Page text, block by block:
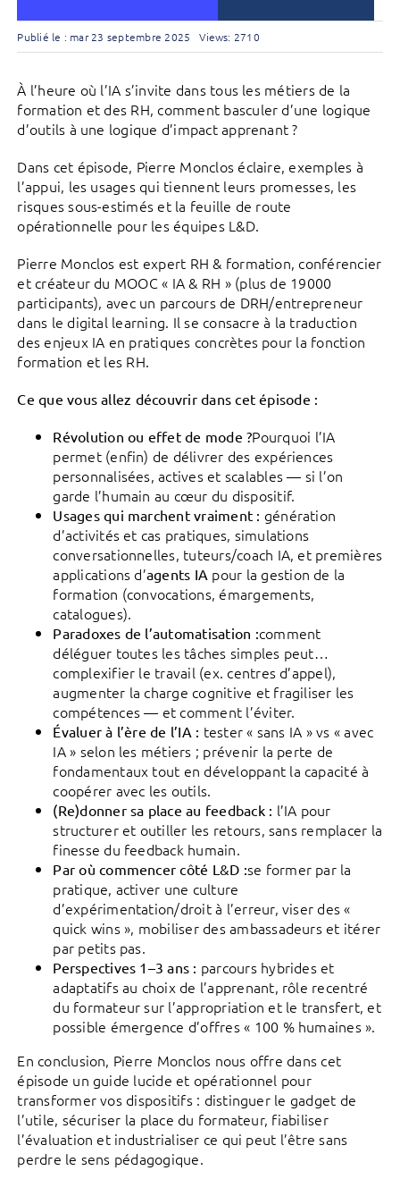
Publié le : mar 23 septembre 2025 Views: 2710
À l’heure où l’IA s’invite dans tous les métiers de la
formation et des RH, comment basculer d’une logique
d’outils à une logique d’impact apprenant ?
Dans cet épisode, Pierre Monclos éclaire, exemples à
l’appui, les usages qui tiennent leurs promesses, les
risques sous-estimés et la feuille de route
opérationnelle pour les équipes L&D.
Pierre Monclos est expert RH & formation, conférencier
et créateur du MOOC « IA & RH » (plus de 19000
participants), avec un parcours de DRH/entrepreneur
dans le digital learning. Il se consacre à la traduction
des enjeux IA en pratiques concrètes pour la fonction
formation et les RH.
Ce que vous allez découvrir dans cet épisode :
Révolution ou effet de mode ?Pourquoi l’IA
permet (enfin) de délivrer des expériences
personnalisées, actives et scalables — si l’on
garde l’humain au cœur du dispositif.
Usages qui marchent vraiment : génération
d’activités et cas pratiques, simulations
conversationnelles, tuteurs/coach IA, et premières
applications d’agents IA pour la gestion de la
formation (convocations, émargements,
catalogues).
Paradoxes de l’automatisation :comment
déléguer toutes les tâches simples peut…
complexifier le travail (ex. centres d’appel),
augmenter la charge cognitive et fragiliser les
compétences — et comment l’éviter.
Évaluer à l’ère de l’IA : tester « sans IA » vs « avec
IA » selon les métiers ; prévenir la perte de
fondamentaux tout en développant la capacité à
coopérer avec les outils.
(Re)donner sa place au feedback : l’IA pour
structurer et outiller les retours, sans remplacer la
finesse du feedback humain.
Par où commencer côté L&D :se former par la
pratique, activer une culture
d’expérimentation/droit à l’erreur, viser des «
quick wins », mobiliser des ambassadeurs et itérer
par petits pas.
Perspectives 1–3 ans : parcours hybrides et
adaptatifs au choix de l’apprenant, rôle recentré
du formateur sur l’appropriation et le transfert, et
possible émergence d’offres « 100 % humaines ».
En conclusion, Pierre Monclos nous offre dans cet
épisode un guide lucide et opérationnel pour
transformer vos dispositifs : distinguer le gadget de
l’utile, sécuriser la place du formateur, fiabiliser
l’évaluation et industrialiser ce qui peut l’être sans
perdre le sens pédagogique.